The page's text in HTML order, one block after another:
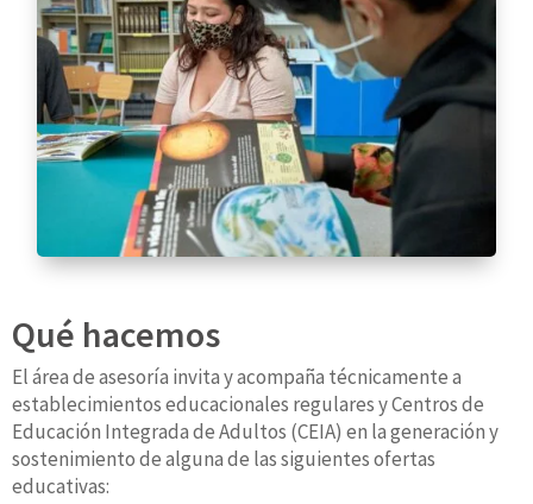
Qué hacemos
El área de asesoría invita y acompaña técnicamente a
establecimientos educacionales regulares y Centros de
Educación Integrada de Adultos (CEIA) en la generación y
sostenimiento de alguna de las siguientes ofertas
educativas: